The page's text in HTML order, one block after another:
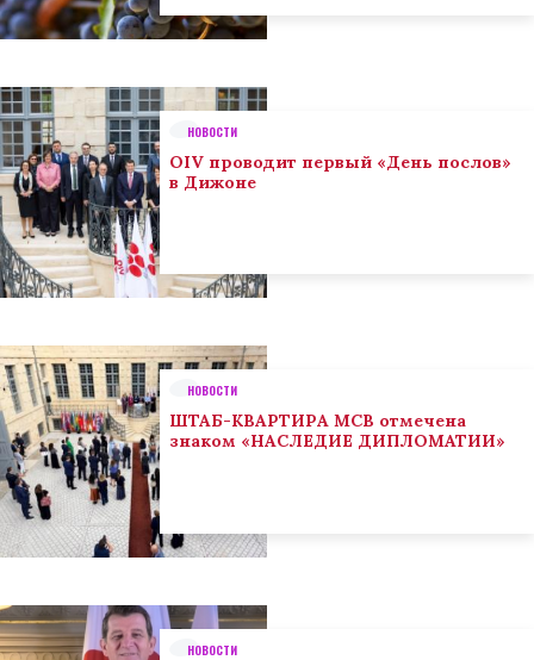
НОВОСТИ
OIV проводит первый «День послов»
в Дижоне
НОВОСТИ
ШТАБ-КВАРТИРА МСВ отмечена
знаком «НАСЛЕДИЕ ДИПЛОМАТИИ»
НОВОСТИ